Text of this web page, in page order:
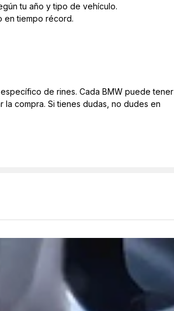
tu año y tipo de vehículo.
en tiempo récord.
de rines. Cada BMW puede tener
compra. Si tienes dudas, no dudes en